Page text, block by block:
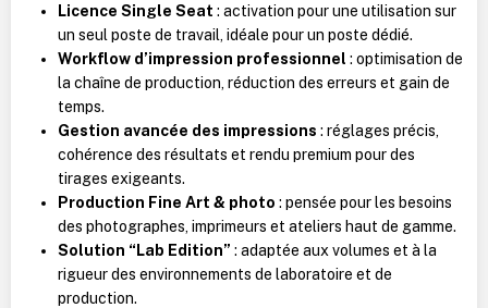
Licence Single Seat : activation pour une utilisation sur
un seul poste de travail, idéale pour un poste dédié.
Workflow d’impression professionnel : optimisation de
la chaîne de production, réduction des erreurs et gain de
temps.
Gestion avancée des impressions : réglages précis,
cohérence des résultats et rendu premium pour des
tirages exigeants.
Production Fine Art & photo : pensée pour les besoins
des photographes, imprimeurs et ateliers haut de gamme.
Solution “Lab Edition” : adaptée aux volumes et à la
rigueur des environnements de laboratoire et de
production.